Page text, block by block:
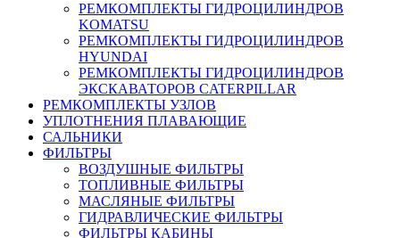
РЕМКОМПЛЕКТЫ ГИДРОЦИЛИНДРОВ
KOMATSU
РЕМКОМПЛЕКТЫ ГИДРОЦИЛИНДРОВ
HYUNDAI
РЕМКОМПЛЕКТЫ ГИДРОЦИЛИНДРОВ
ЭКСКАВАТОРОВ CATERPILLAR
РЕМКОМПЛЕКТЫ УЗЛОВ
УПЛОТНЕНИЯ ПЛАВАЮЩИЕ
САЛЬНИКИ
ФИЛЬТРЫ
ВОЗДУШНЫЕ ФИЛЬТРЫ
ТОПЛИВНЫЕ ФИЛЬТРЫ
МАСЛЯНЫЕ ФИЛЬТРЫ
ГИДРАВЛИЧЕСКИЕ ФИЛЬТРЫ
ФИЛЬТРЫ КАБИНЫ